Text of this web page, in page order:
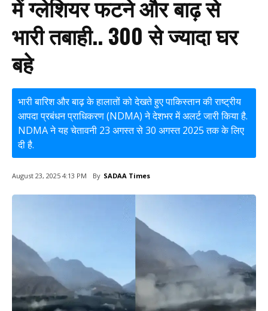
में ग्लेशियर फटने और बाढ़ से
भारी तबाही.. 300 से ज्यादा घर
बहे
भारी बारिश और बाढ़ के हालातों को देखते हुए पाकिस्तान की राष्ट्रीय
आपदा प्रबंधन प्राधिकरण (NDMA) ने देशभर में अलर्ट जारी किया है.
NDMA ने यह चेतावनी 23 अगस्त से 30 अगस्त 2025 तक के लिए
दी है.
August 23, 2025 4:13 PM By SADAA Times